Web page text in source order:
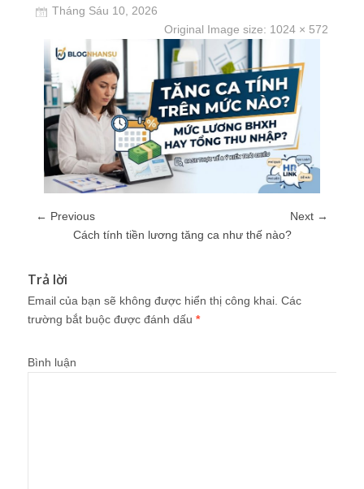
Tháng Sáu 10, 2026
Original Image size: 1024 × 572
← Previous
Next →
Cách tính tiền lương tăng ca như thế nào?
Trả lời
Email của bạn sẽ không được hiển thị công khai. Các
trường bắt buộc được đánh dấu *
Bình luận